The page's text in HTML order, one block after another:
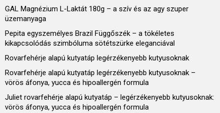
GAL Magnézium L-Laktát 180g – a szív és az agy szuper
üzemanyaga
Pepita egyszemélyes Brazil Függőszék – a tökéletes
kikapcsolódás szimbóluma sötétszürke eleganciával
Rovarfehérje alapú kutyatáp legérzékenyebb kutyusoknak
Rovarfehérje alapú kutyatáp legérzékenyebb kutyusoknak –
vörös áfonya, yucca és hipoallergén formula
Juliet rovarfehérje alapú kutyatáp – legérzékenyebb kutyusoknak:
vörös áfonya, yucca és hipoallergén formula